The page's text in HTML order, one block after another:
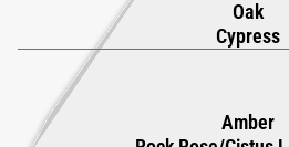
της αχαλίνωτης πολυτέλειας,
κόσμο ηδονιστικών απολαύσεων
βουτηγμένη στον αισθησιασμό και
για απόδραση.
Oak
Cypress
Amber